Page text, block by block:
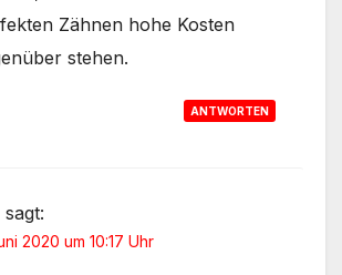
Zähnen hohe Kosten
stehen.
ANTWORTEN
sagt:
2020 um 10:17 Uhr